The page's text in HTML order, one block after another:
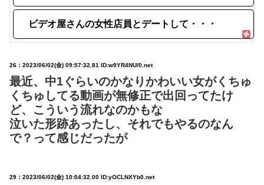
ビデオ屋さんの女性店員とデートして・・・
26： 2023/06/02(金) 09:57:32.81 ID:w9YR4NU/0.net
最近、中1ぐらいのかなりかわいい女がくちゅ
くちゅしてる動画が無修正で出回ってたけ
ど、こういう流れなのかもな
泣いた形跡あったし、それでもやるのなん
で？って感じだったが
29： 2023/06/02(金) 10:04:32.00 ID:yOCLNXYb0.net